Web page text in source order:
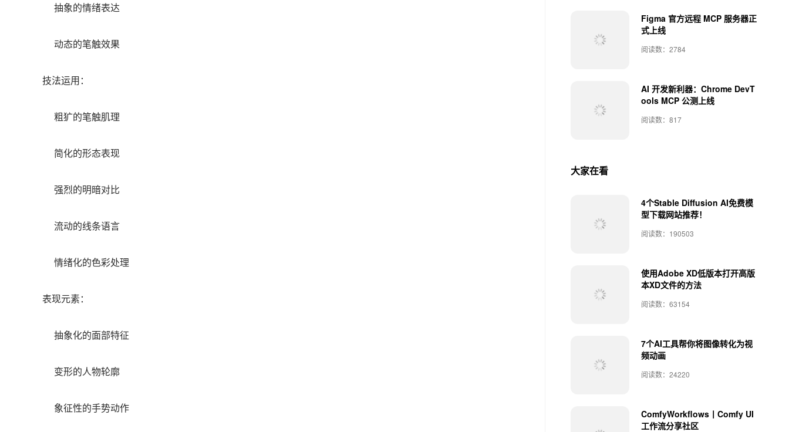
抽象的情绪表达
动态的笔触效果
技法运用：
粗犷的笔触肌理
简化的形态表现
强烈的明暗对比
流动的线条语言
情绪化的色彩处理
表现元素：
抽象化的面部特征
变形的人物轮廓
象征性的手势动作
Figma 官方远程 MCP 服务器正
式上线
阅读数：2784
AI 开发新利器：Chrome DevT
ools MCP 公测上线
阅读数：817
大家在看
4个Stable Diffusion AI免费模
型下载网站推荐！
阅读数：190503
使用Adobe XD低版本打开高版
本XD文件的方法
阅读数：63154
7个AI工具帮你将图像转化为视
频动画
阅读数：24220
ComfyWorkflows丨Comfy UI
工作流分享社区